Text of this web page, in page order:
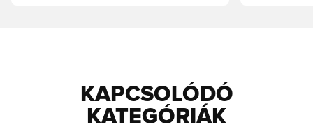
KAPCSOLÓDÓ
KATEGÓRIÁK